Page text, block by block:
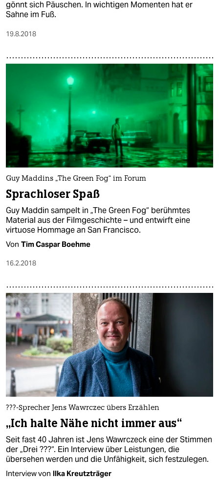
gönnt sich Päuschen. In wichtigen Momenten hat er
Sahne im Fuß.
19.8.2018
Guy Maddins „The Green Fog“ im Forum
Sprachloser Spaß
Guy Maddin sampelt in „The Green Fog“ berühmtes
Material aus der Filmgeschichte – und entwirft eine
virtuose Hommage an San Francisco.
Von Tim Caspar Boehme
16.2.2018
???-Sprecher Jens Wawrczec übers Erzählen
„Ich halte Nähe nicht immer aus“
Seit fast 40 Jahren ist Jens Wawrczeck eine der Stimmen
der „Drei ???“. Ein Interview über Leistungen, die
übersehen werden und die Unfähigkeit, sich festzulegen.
Interview von Ilka Kreutzträger